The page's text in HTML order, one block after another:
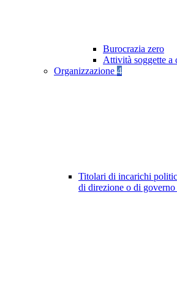
Burocrazia zero
Attività soggette a
Organizzazione 4
Titolari di incarichi
di direzione o di governo